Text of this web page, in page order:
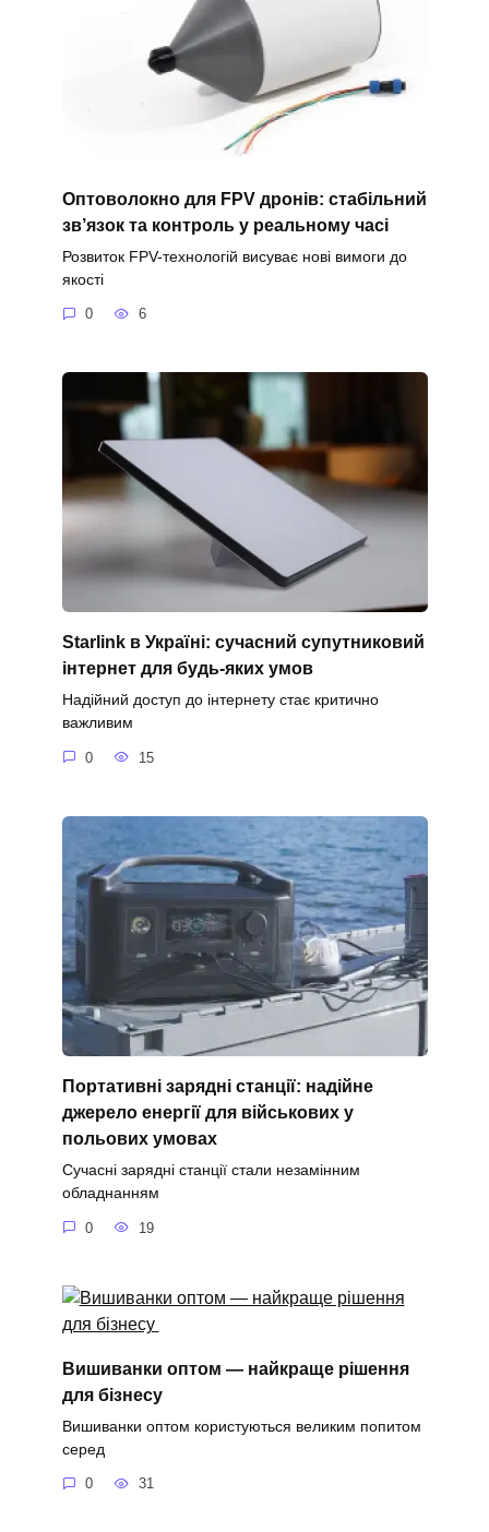
Оптоволокно для FPV дронів: стабільний
зв’язок та контроль у реальному часі
Розвиток FPV-технологій висуває нові вимоги до
якості
0 6
Starlink в Україні: сучасний супутниковий
інтернет для будь-яких умов
Надійний доступ до інтернету стає критично
важливим
0 15
Портативні зарядні станції: надійне
джерело енергії для військових у
польових умовах
Сучасні зарядні станції стали незамінним
обладнанням
0 19
Вишиванки оптом — найкраще рішення
для бізнесу
Вишиванки оптом користуються великим попитом
серед
0 31